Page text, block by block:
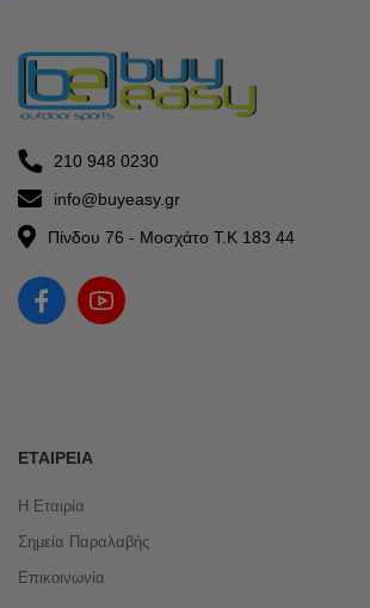
210 948 0230
info@buyeasy.gr
Πίνδου 76 - Μοσχάτο Τ.Κ 183 44
ΕΤΑΙΡΕΊΑ
Η Εταιρία
Σημεία Παραλαβής
Επικοινωνία